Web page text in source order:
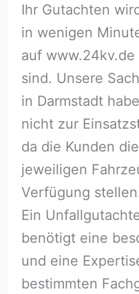
Ihr Gutachten
in wenigen
auf
sind. Unsere
in Darmstadt
nicht zur
da die Kunden
jeweiligen
Verfügung
Ein
benötigt eine
und eine
bestimmten